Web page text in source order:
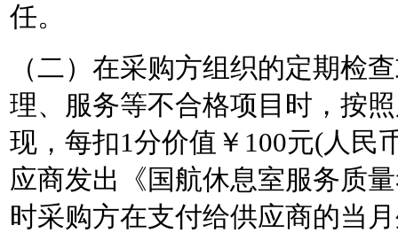
任。
（二）在采购方组织的定期检
理、服务等不合格项目时，按
现，每扣1分价值￥100元(人民
应商发出《国航休息室服务质
时采购方在支付给供应商的当